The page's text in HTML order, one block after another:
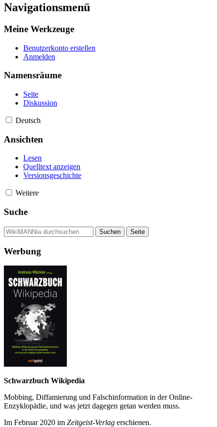
Navigationsmenü
Meine Werkzeuge
Benutzerkonto erstellen
Anmelden
Namensräume
Seite
Diskussion
Deutsch
Ansichten
Lesen
Quelltext anzeigen
Versionsgeschichte
Weitere
Suche
Werbung
Schwarzbuch Wikipedia
Mobbing, Diffamierung und Falsch­information in der Online-
Enzyklo­pädie, und was jetzt da­gegen getan werden muss.
Im Februar 2020 im Zeit­geist-Verlag erschienen.